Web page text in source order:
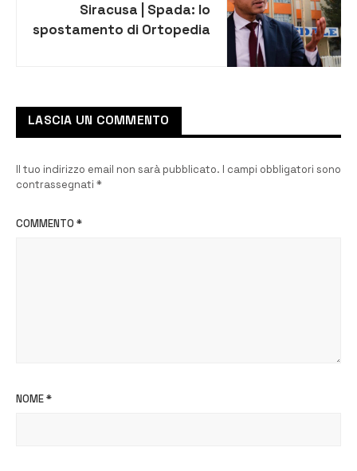
Siracusa | Spada: lo
spostamento di Ortopedia
LASCIA UN COMMENTO
Il tuo indirizzo email non sarà pubblicato. I campi obbligatori sono
contrassegnati *
COMMENTO *
NOME*